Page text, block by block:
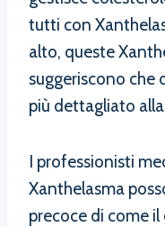
tutti con
alto, queste
suggeriscono che
più dettagliato
I professionisti
Xanthelasma
precoce di come il